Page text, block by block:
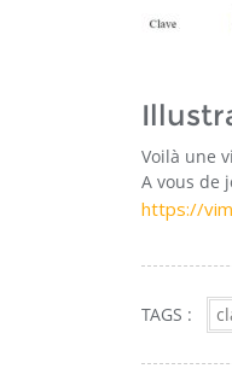
Voilà une
A vous de
https://
TAGS :